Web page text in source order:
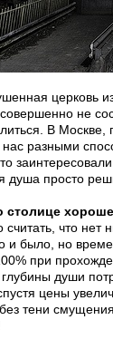
церковь
не
В
разными
душа просто
столице
что нет
и было, но
при
души
цены
без тени